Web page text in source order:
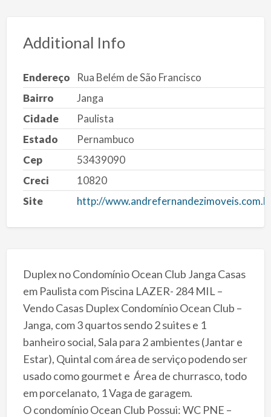
Additional Info
Endereço
Rua Belém de São Francisco
Bairro
Janga
Cidade
Paulista
Estado
Pernambuco
Cep
53439090
Creci
10820
Site
http://
Duplex no Condomínio Ocean Club Janga Casas
em Paulista com Piscina LAZER- 284 MIL –
Vendo Casas Duplex Condomínio Ocean Club –
Janga, com 3 quartos sendo 2 suites e 1
banheiro social, Sala para 2 ambientes (Jantar e
Estar), Quintal com área de serviço podendo ser
usado como gourmet e Área de churrasco, todo
em porcelanato, 1 Vaga de garagem.
O condomínio Ocean Club Possui: WC PNE –